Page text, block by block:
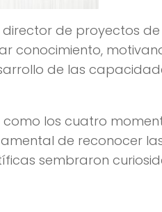
de proyectos
conocimiento,
de las
los cuatro
de reconocer
sembraron